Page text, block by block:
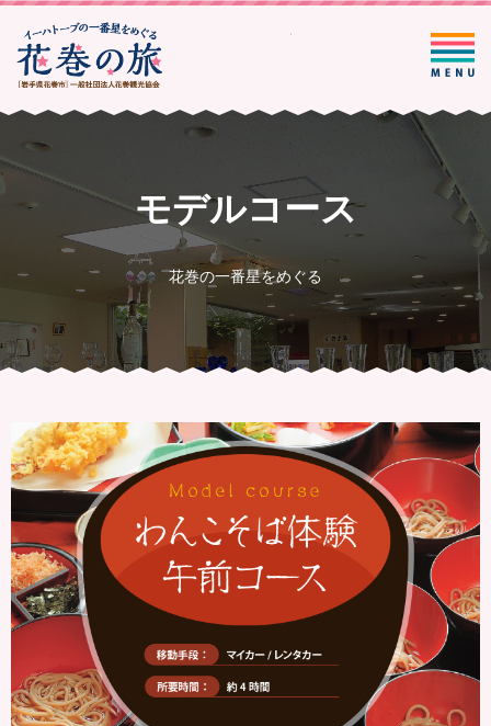
一般社団法人花巻観光協
モデルコース
花巻の一番星をめぐる